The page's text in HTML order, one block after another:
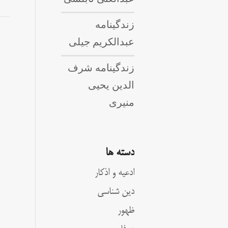
زندگینامه
عبدالکریم جیلی
زندگینامه شرف
الدین یحیی
منیری
دسته ها
ادعیه و اذکار
دین شناسی
ظهور